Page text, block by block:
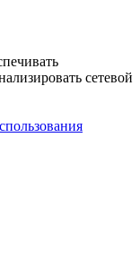
сетевой